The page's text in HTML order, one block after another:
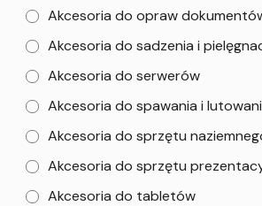
Akcesoria do opraw
Akcesoria do sadzenia i
Akcesoria do serwerów
Akcesoria do spawania i
Akcesoria do sprzętu
Akcesoria do sprzętu
Akcesoria do tabletów